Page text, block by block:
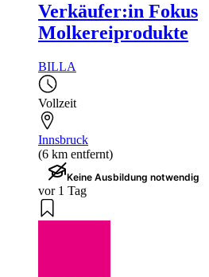
Verkäufer:in Fokus
Molkereiprodukte
BILLA
Vollzeit
Innsbruck
(6 km entfernt)
Keine Ausbildung notwendig
vor 1 Tag